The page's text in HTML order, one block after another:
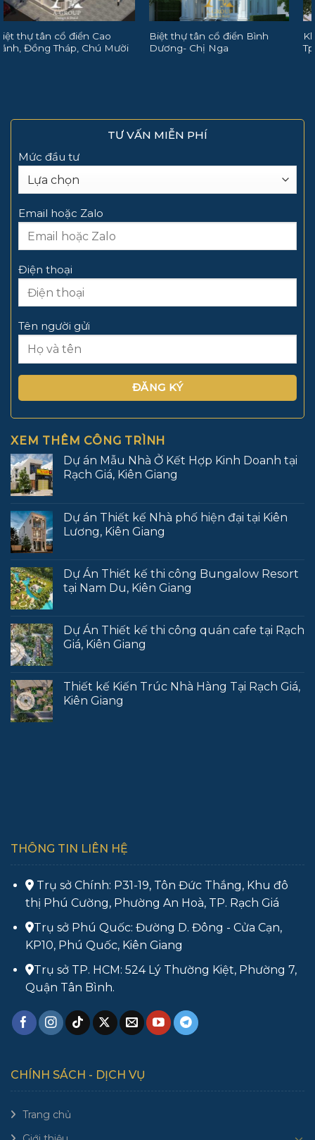
Biệt thự tân cổ điển Bình
Dương- Chị Nga
Khách sạn Cường Thanh
Tp.HCM
TƯ VẤN MIỄN PHÍ
Mức đầu tư
Email hoặc Zalo
Điện thoại
Tên người gửi
XEM THÊM CÔNG TRÌNH
Dự án Mẫu Nhà Ở Kết Hợp Kinh Doanh tại
Rạch Giá, Kiên Giang
Dự án Thiết kế Nhà phố hiện đại tại Kiên
Lương, Kiên Giang
Dự Án Thiết kế thi công Bungalow Resort
tại Nam Du, Kiên Giang
Dự Án Thiết kế thi công quán cafe tại Rạch
Giá, Kiên Giang
Thiết kế Kiến Trúc Nhà Hàng Tại Rạch Giá,
Kiên Giang
THÔNG TIN LIÊN HỆ
Trụ sở Chính: P31-19, Tôn Đức Thắng, Khu đô
thị Phú Cường, Phường An Hoà, TP. Rạch Giá
Trụ sở Phú Quốc: Đường D. Đông - Cửa Cạn,
KP10, Phú Quốc, Kiên Giang
Trụ sở TP. HCM: 524 Lý Thường Kiệt, Phường 7,
Quận Tân Bình.
CHÍNH SÁCH - DỊCH VỤ
Trang chủ